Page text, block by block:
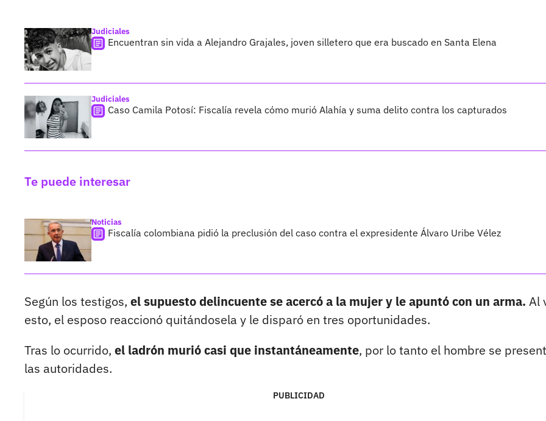
Judiciales
Encuentran sin vida a Alejandro Grajales, joven silletero que era buscado en Santa Elena
Judiciales
Caso Camila Potosí: Fiscalía revela cómo murió Alahía y suma delito contra los capturados
Te puede interesar
Noticias
Fiscalía colombiana pidió la preclusión del caso contra el expresidente Álvaro Uribe Vélez
Según los testigos, el supuesto delincuente se acercó a la mujer y le apuntó con un arma. Al
esto, el esposo reaccionó quitándosela y le disparó en tres oportunidades.
Tras lo ocurrido, el ladrón murió casi que instantáneamente, por lo tanto el hombre se
las autoridades.
PUBLICIDAD